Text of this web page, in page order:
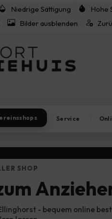
Niedrige Sättigung Hohe
Bilder ausblenden
Service
SHOP
- bequem online